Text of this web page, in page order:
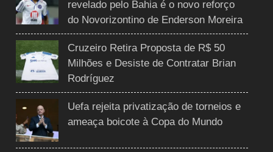
revelado pelo Bahia é o novo reforço
do Novorizontino de Enderson Moreira
Cruzeiro Retira Proposta de R$ 50
Milhões e Desiste de Contratar Brian
Rodríguez
Uefa rejeita privatização de torneios e
ameaça boicote à Copa do Mundo